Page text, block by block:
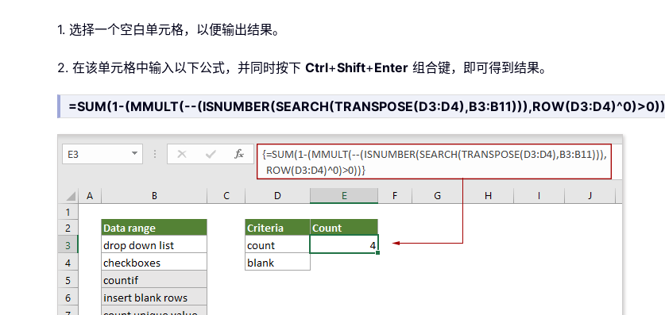
1. 选择一个空白单元格，以便输出结果。
2. 在该单元格中输入以下公式，并同时按下 Ctrl+Shift+Enter 组合键，即可得到结果。
=SUM(1-(MMULT(--(ISNUMBER(SEARCH(TRANSPOSE(D3:D4),B3:B11))),ROW(D3:D4)^0)>0))